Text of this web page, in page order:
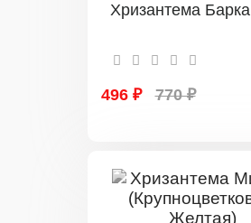
Хризантема Барка
496 ₽ 770 ₽